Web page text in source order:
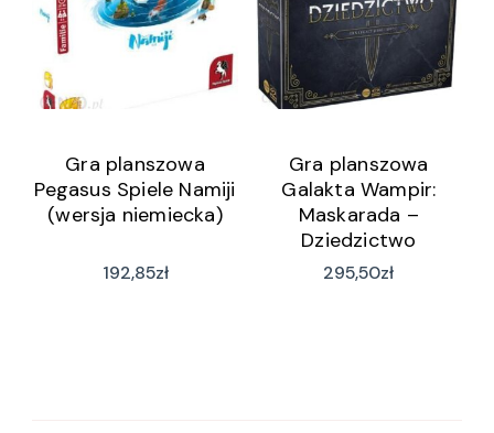
Gra planszowa
Pegasus Spiele Namiji
(wersja niemiecka)
192,85zł
Gra planszowa
Galakta Wampir:
Maskarada –
Dziedzictwo
295,50zł